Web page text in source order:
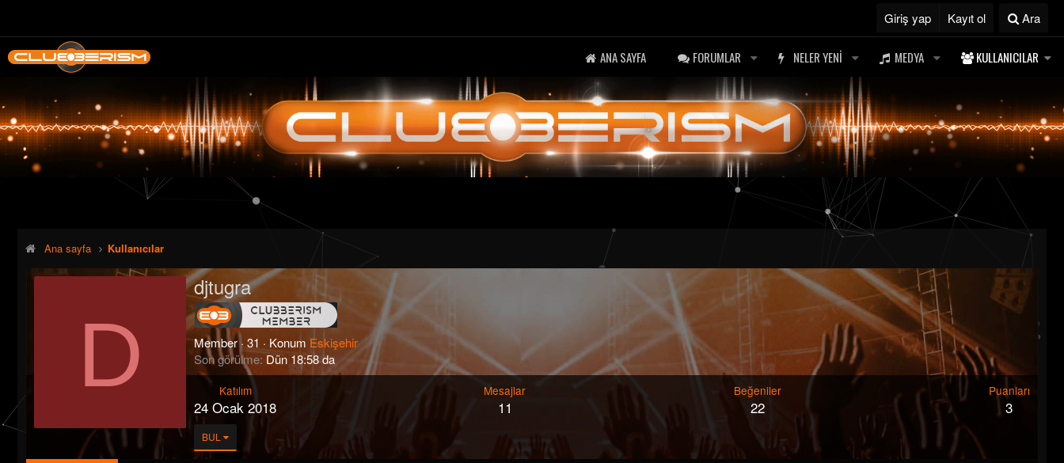
Giriş yap Kayıt ol Ara
ANA SAYFA FORUMLAR NELER YENI MEDYA KULLANICILAR
Ana sayfa Kullanıcılar
D
djtugra
Member · 31 · Konum Eskişehir
Son görülme Dün 18:58 da
Katılım
24 Ocak 2018
Mesajlar
11
Beğeniler
22
Puanları
3
BUL